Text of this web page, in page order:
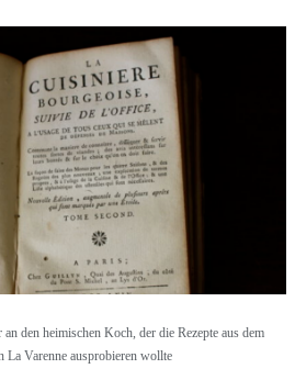
den heimischen Koch, der die Rezepte aus dem
La Varenne ausprobieren wollte